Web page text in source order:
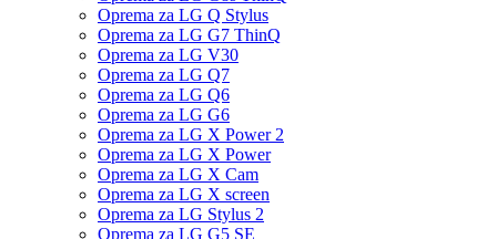
Oprema za LG Q Stylus
Oprema za LG G7 ThinQ
Oprema za LG V30
Oprema za LG Q7
Oprema za LG Q6
Oprema za LG G6
Oprema za LG X Power 2
Oprema za LG X Power
Oprema za LG X Cam
Oprema za LG X screen
Oprema za LG Stylus 2
Oprema za LG G5 SE